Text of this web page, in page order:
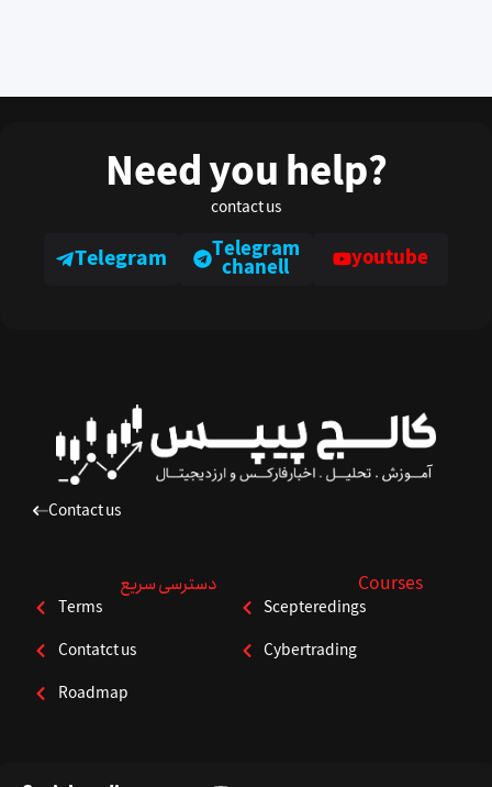
Need you help?
contact us
Telegram Telegram
chanell youtube
Contact us
دسترسی سریع
Terms
Contatct us
Roadmap
Courses
Scepteredings
Cybertrading